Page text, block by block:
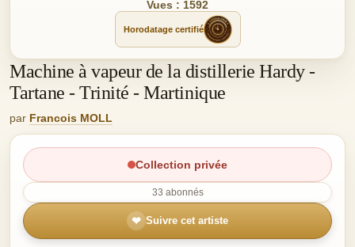
Vues : 1592
Horodatage certifié
Machine à vapeur de la distillerie Hardy -
Tartane - Trinité - Martinique
par Francois MOLL
Collection privée
33 abonnés
❤ Suivre cet artiste